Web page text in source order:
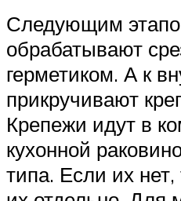
Следующим
обрабатывают
герметиком. А к
прикручивают
Крепежи идут в
кухонной
типа. Если их